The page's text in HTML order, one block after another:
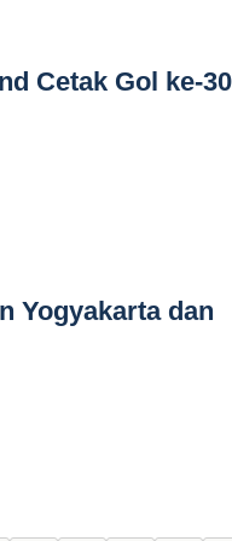
Cetak Gol ke-
Yogyakarta dan